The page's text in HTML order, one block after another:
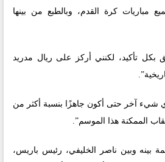
مباريات كرة القدم، وبالطبع من بينها
بكل تأكيد، لكنني أركز على ريال مدريد
شيء آخر حتى أكون جاهزًا بنسبة أكثر من
بينه وبين ناصر الخليفي، رئيس باريس،